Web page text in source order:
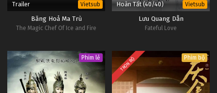
Trailer Vietsub
Băng Hoả Ma Trù
The Magic Chef Of Ice and Fire
Hoàn Tất (40/40) Vietsub
Lưu Quang Dẫn
Fateful Love
Phim lẻ TRỌN BỘ Phim bộ